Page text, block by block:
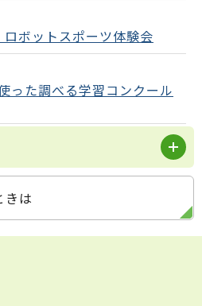
ボットスポーツ体験会
った調べる学習コンクール
きは